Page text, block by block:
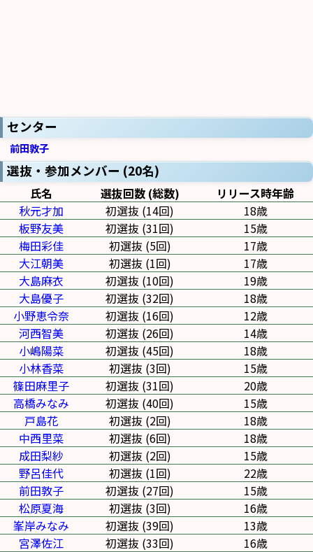
センター
前田敦子
選抜・参加メンバー (20名)
氏名 選抜回数 (総数)
リリース時年齢
秋元才加
初選抜 (14回)
18歳
板野友美
初選抜 (31回)
15歳
梅田彩佳
初選抜 (5回)
17歳
大江朝美
初選抜 (1回)
17歳
大島麻衣
初選抜 (10回)
19歳
大島優子
初選抜 (32回)
18歳
小野恵令奈
初選抜 (16回)
12歳
河西智美
初選抜 (26回)
14歳
小嶋陽菜
初選抜 (45回)
18歳
小林香菜
初選抜 (3回)
15歳
篠田麻里子
初選抜 (31回)
20歳
高橋みなみ
初選抜 (40回)
15歳
戸島花
初選抜 (2回)
18歳
中西里菜
初選抜 (6回)
18歳
成田梨紗
初選抜 (2回)
15歳
野呂佳代
初選抜 (1回)
22歳
前田敦子
初選抜 (27回)
15歳
松原夏海
初選抜 (3回)
16歳
峯岸みなみ
初選抜 (39回)
13歳
宮澤佐江
初選抜 (33回) 16歳